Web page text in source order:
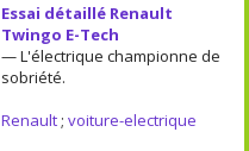
Essai détaillé Renault
Twingo E-Tech
— L'électrique championne de
sobriété.
Renault; voiture-electrique